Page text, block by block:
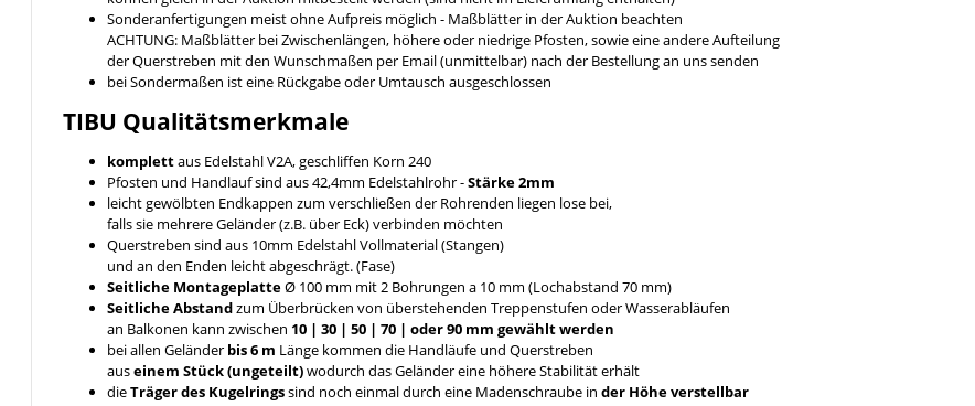
Sonderanfertigungen meist ohne Aufpreis möglich - Maßblätter in der Auktion beachten
ACHTUNG: Maßblätter bei Zwischenlängen, höhere oder niedrige Pfosten, sowie eine andere Aufteilung
der Querstreben mit den Wunschmaßen per Email (unmittelbar) nach der Bestellung an uns senden
bei Sondermaßen ist eine Rückgabe oder Umtausch ausgeschlossen
TIBU Qualitätsmerkmale
komplettaus Edelstahl V2A, geschliffen Korn 240
Pfosten und Handlauf sind aus 42,4mm Edelstahlrohr -Stärke 2mm
leicht gewölbten Endkappen zum verschließen der Rohrenden liegen lose bei,
falls sie mehrere Geländer (z.B. über Eck) verbinden möchten
Querstreben sind aus 10mm Edelstahl Vollmaterial (Stangen)
und an den Enden leicht abgeschrägt. (Fase)
Seitliche MontageplatteØ 100 mm mit 2 Bohrungen a 10 mm (Lochabstand 70 mm)
Seitliche Abstandzum Überbrücken von überstehenden Treppenstufen oder Wasserabläufen
an Balkonen kann zwischen 10 | 30 | 50 | 70 | oder 90 mm gewählt werden
bei allen Geländer bis 6 m Länge kommen die Handläufe und Querstreben
auseinem Stück (ungeteilt)wodurch das Geländer eine höhere Stabilität erhält
dieTräger des Kugelringssind noch einmal durch eine Madenschraube in der Höhe verstellbar